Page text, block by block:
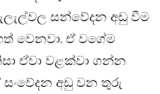
සන්වේදන අඩු වීම
වෙනවා. ඒ වගේම
ඒවා වළක්වා ගන්න
සංවේදන අඩු වන තුරු